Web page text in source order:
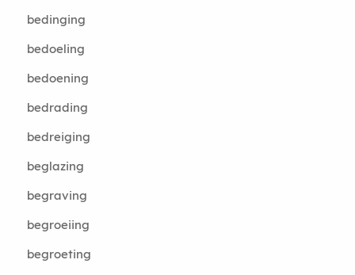
bedinging
bedoeling
bedoening
bedrading
bedreiging
beglazing
begraving
begroeiing
begroeting